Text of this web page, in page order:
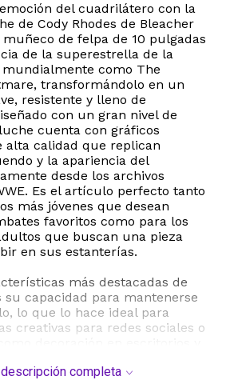
del cuadrilátero con la
de Cody Rhodes de Bleacher
de felpa de 10 pulgadas
de la superestrella de la
mundialmente como The
transformándolo en un
resistente y lleno de
con un gran nivel de
cuenta con gráficos
alta calidad que replican
y la apariencia del
desde los archivos
Es el artículo perfecto tanto
más jóvenes que desean
favoritos como para los
que buscan una pieza
en sus estanterías.
más destacadas de
su capacidad para mantenerse
lo que lo hace ideal para
creativas para redes sociales o
de primera calidad,
completa